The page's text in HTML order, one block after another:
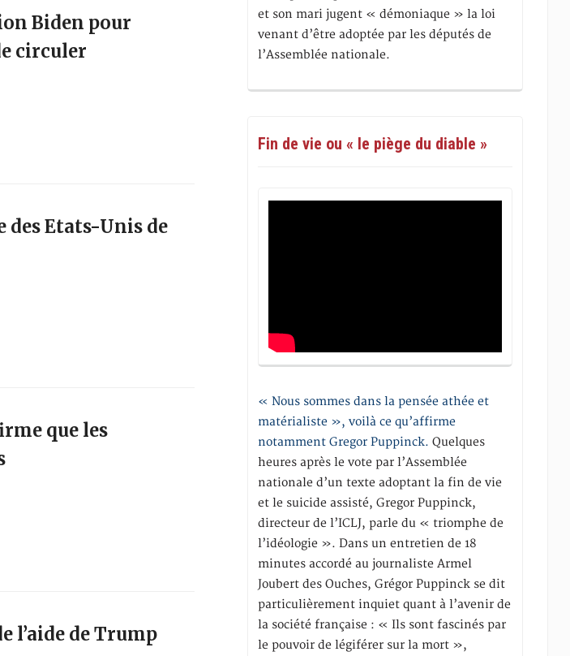
Biden pour
circuler
Etats-Unis de
que les
l’aide de Trump
et son mari jugent « démoniaque » la loi
venant d’être adoptée par les députés de
l’Assemblée nationale.
Fin de vie ou « le piège du diable »
« Nous sommes dans la pensée athée et
matérialiste », voilà ce qu’affirme
notamment Gregor Puppinck. Quelques
heures après le vote par l’Assemblée
nationale d’un texte adoptant la fin de vie
et le suicide assisté, Gregor Puppinck,
directeur de l’ICLJ, parle du « triomphe de
l’idéologie ». Dans un entretien de 18
minutes accordé au journaliste Armel
Joubert des Ouches, Grégor Puppinck se dit
particulièrement inquiet quant à l’avenir de
la société française : « Ils sont fascinés par
le pouvoir de légiférer sur la mort »,